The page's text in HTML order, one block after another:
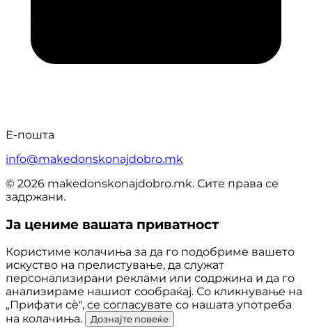
Е-пошта
info@makedonskonajdobro.mk
© 2026 makedonskonajdobro.mk. Сите права се
задржани.
Ја цениме вашата приватност
Користиме колачиња за да го подобриме вашето
искуство на прелистување, да служат
персонализирани реклами или содржина и да го
анализираме нашиот сообраќај. Со кликнување на
„Прифати сè", се согласувате со нашата употреба
на колачиња.
Дознајте повеќе